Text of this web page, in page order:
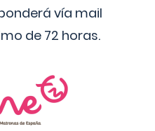
vía mail
de 72 horas.